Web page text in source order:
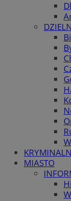
MIASTO